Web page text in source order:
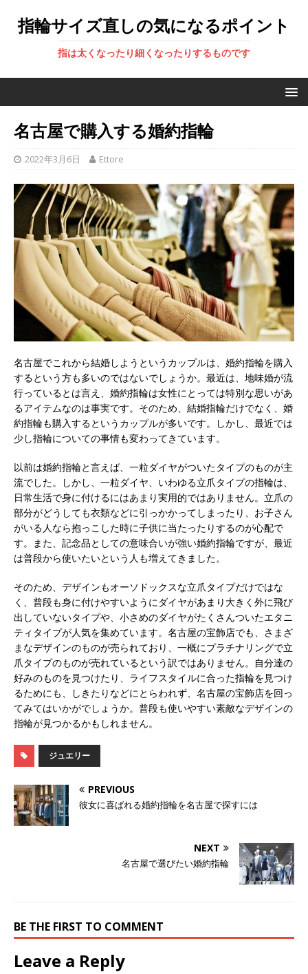
指輪サイズ直しの気になるポイント
指は太くなったり細くなったりするものです
名古屋で購入する婚約指輪
2022年3月6日 Ettore
名古屋でこれから結婚しようというカップルは、婚約指輪を購入
するという方も多いのではないでしょうか。 最近は、地味婚が流
行っているとは言え、婚約指輪は女性にとっては特別な思いがあ
るアイテムなのは事実です。そのため、結婚指輪だけでなく、婚
約指輪も購入するというカップルが多いです。しかし、最近では
少し指輪についての事情も変わってきています。
以前は婚約指輪と言えば、一粒ダイヤがついたタイプのものが主
流でした。しかし、一粒ダイヤ、いわゆる立爪タイプの指輪は、
日常生活で身に付けるにはあまり実用的ではありません。立爪の
部分がどうしても衣類などに引っかかってしまったり、お子さん
がいる人なら抱っこした時に子供に当たったりするのが心配で
す。また、記念品としての意味合いが強い婚約指輪ですが、最近
は普段から使いたいという人も増えてきました。
そのため、デザインもオーソドックスな立爪タイプだけではな
く、普段も身に付けやすいようにダイヤがあまり大きく外に飛び
出していないタイプや、小さめのダイヤがたくさんついたエタニ
ティタイプが人気を集めています。名古屋の宝飾店でも、さまざ
まなデザインのものが売られており、一概にプラチナリングで立
爪タイプのものが売れているという訳ではありません。自分達の
好みのものを見つけたり、ライフスタイルに合った指輪を見つけ
るためにも、しきたりなどにとらわれず、名古屋の宝飾店を回っ
てみてはいかがでしょうか。普段も使いやすい素敵なデザインの
指輪が見つかるかもしれません。
ジュエリー
PREVIOUS
彼女に喜ばれる婚約指輪を名古屋で探すには
NEXT
名古屋で選びたい婚約指輪
BE THE FIRST TO COMMENT
Leave a Reply